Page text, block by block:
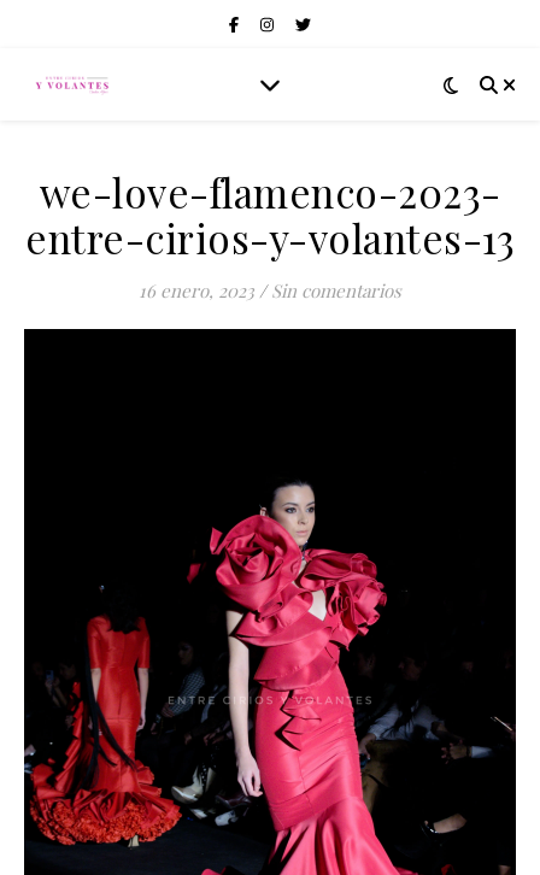
we-love-flamenco-2023-
entre-cirios-y-volantes-13
16 enero, 2023 / Sin comentarios